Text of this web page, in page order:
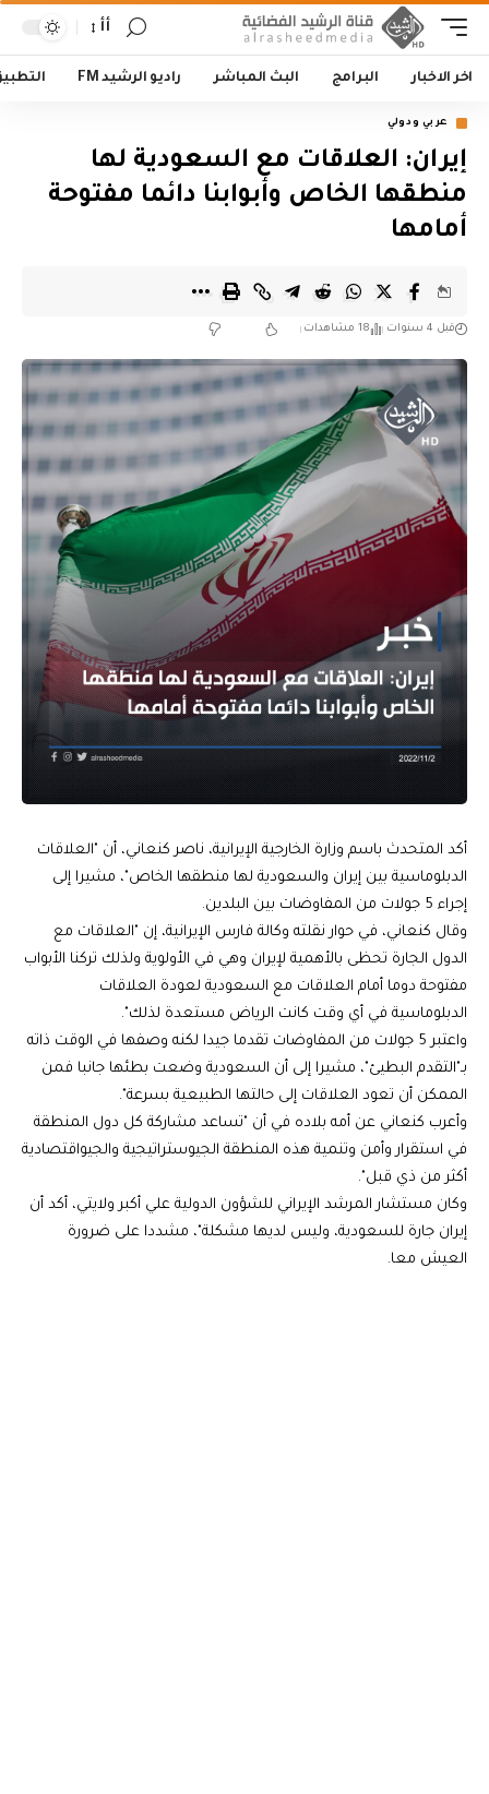
أأ
اخر الاخبار البرامج البث المباشر راديو الرشيد FM
عربي ودولي
إيران: العلاقات مع السعودية لها
منطقها الخاص وأبوابنا دائما مفتوحة
أمامها
قبل 4 سنوات 18 مشاهدات
أكد المتحدث باسم وزارة الخارجية الإيرانية، ناصر كنعاني، أن "العلاقات
الدبلوماسية بين إيران والسعودية لها منطقها الخاص"، مشيرا إلى
إجراء 5 جولات من المفاوضات بين البلدين.
وقال كنعاني، في حوار نقلته وكالة فارس الإيرانية، إن "العلاقات مع
الدول الجارة تحظى بالأهمية لإيران وهي في الأولوية ولذلك تركنا الأبواب
مفتوحة دوما أمام العلاقات مع السعودية لعودة العلاقات
الدبلوماسية في أي وقت كانت الرياض مستعدة لذلك".
واعتبر 5 جولات من المفاوضات تقدما جيدا لكنه وصفها في الوقت ذاته
بـ"التقدم البطيئ"، مشيرا إلى أن السعودية وضعت بطئها جانبا فمن
الممكن أن تعود العلاقات إلى حالتها الطبيعية بسرعة".
وأعرب كنعاني عن أمه بلاده في أن "تساعد مشاركة كل دول المنطقة
في استقرار وأمن وتنمية هذه المنطقة الجيوستراتيجية والجيواقتصادية
أكثر من ذي قبل".
وكان مستشار المرشد الإيراني للشؤون الدولية علي أكبر ولايتي، أكد أن
إيران جارة للسعودية، وليس لديها مشكلة"، مشددا على ضرورة
العيش معا.